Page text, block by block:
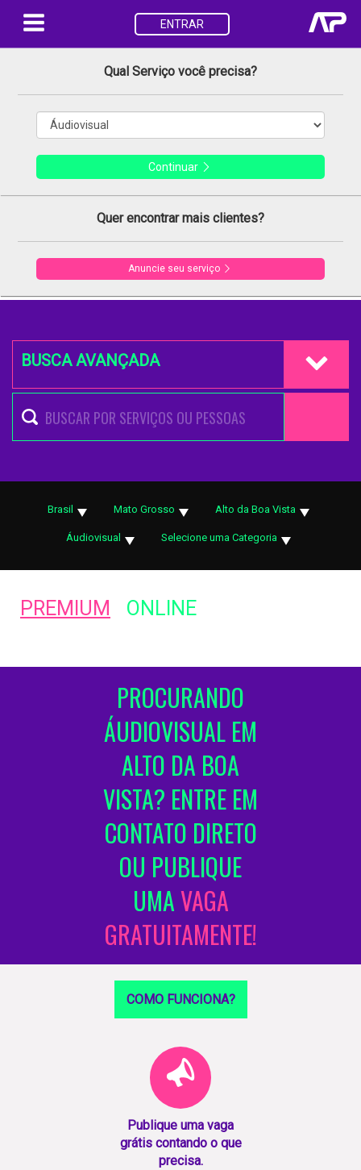
ENTRAR
Qual Serviço você precisa?
Continuar
Quer encontrar mais clientes?
Anuncie seu serviço
BUSCA AVANÇADA
Brasil Mato Grosso Alto da Boa Vista
Áudiovisual Selecione uma Categoria
PREMIUM ONLINE
PROCURANDO
ÁUDIOVISUAL EM
ALTO DA BOA
VISTA? ENTRE EM
CONTATO DIRETO
OU PUBLIQUE
UMAVAGA
GRATUITAMENTE!
COMO FUNCIONA?
Publique uma vaga
grátis contando o que
precisa.